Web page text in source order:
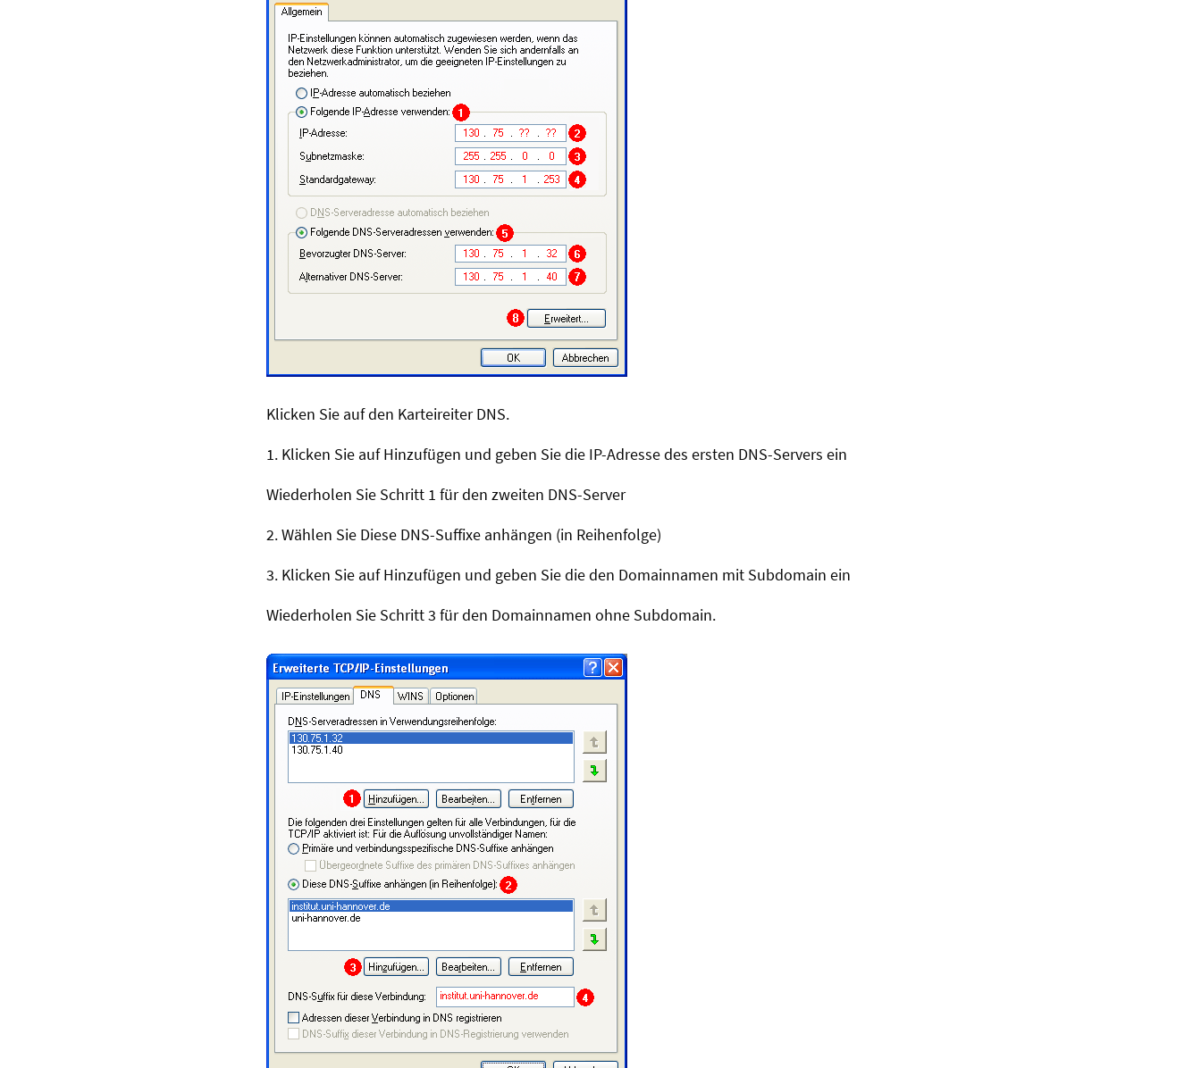
Klicken Sie auf den Karteireiter DNS.
1. Klicken Sie auf Hinzufügen und geben Sie die IP-Adresse des ersten DNS-Servers ein
Wiederholen Sie Schritt 1 für den zweiten DNS-Server
2. Wählen Sie Diese DNS-Suffixe anhängen (in Reihenfolge)
3. Klicken Sie auf Hinzufügen und geben Sie die den Domainnamen mit Subdomain ein
Wiederholen Sie Schritt 3 für den Domainnamen ohne Subdomain.